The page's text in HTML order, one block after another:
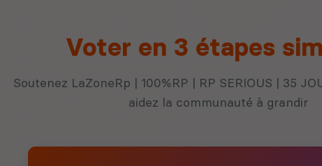
Voter en 3 étapes
Soutenez LaZoneRp | 100%RP | RP SERIOUS | 35
aidez la communauté à grandir